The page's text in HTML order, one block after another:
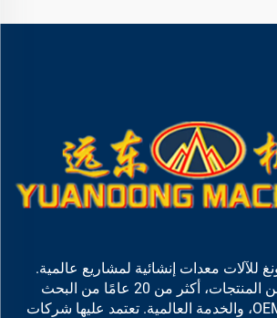
للآلات معدات إنشائية لمشاريع عالمية.
أكثر من 1000 نوع من المنتجات، أكثر من 20 عامًا من البحث
والتطوير، تخصيص OEM، والخدمة العالمية. تعتمد عليها شركات